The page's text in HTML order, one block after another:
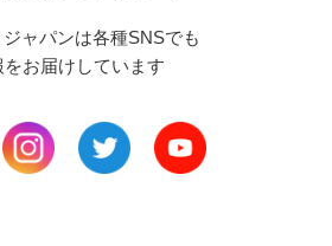
ジャパンは各種SNSでも
をお届けしています